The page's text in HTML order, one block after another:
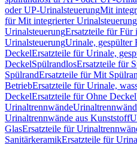
oder UP-UrinalsteuerungMit
für Mit integrierter Urinalsteuerung
UrinalsteuerungErsatzteile für Für
UrinalsteuerungUrinale, gespülter
DeckelErsatzteile für Urinale,
DeckelSpülrandlosErsatzteile für
SpülrandErsatzteile für Mit
BetriebErsatzteile für Urinale,
DeckelErsatzteile für Ohne Deckel
Urinaltrennwände
Urinaltrennwände aus Kunststoff
GlasErsatzteile für
SanitärkeramikErsatzteile für